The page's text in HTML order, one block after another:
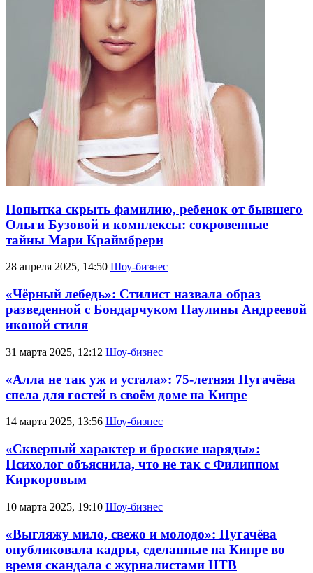
Попытка скрыть фамилию, ребенок от бывшего
Ольги Бузовой и комплексы: сокровенные
тайны Мари Краймбрери
28 апреля 2025, 14:50 Шоу-бизнес
«Чёрный лебедь»: Стилист назвала образ
разведенной с Бондарчуком Паулины Андреевой
иконой стиля
31 марта 2025, 12:12 Шоу-бизнес
«Алла не так уж и устала»: 75-летняя Пугачёва
спела для гостей в своём доме на Кипре
14 марта 2025, 13:56 Шоу-бизнес
«Скверный характер и броские наряды»:
Психолог объяснила, что не так с Филиппом
Киркоровым
10 марта 2025, 19:10 Шоу-бизнес
«Выгляжу мило, свежо и молодо»: Пугачёва
опубликовала кадры, сделанные на Кипре во
время скандала с журналистами НТВ